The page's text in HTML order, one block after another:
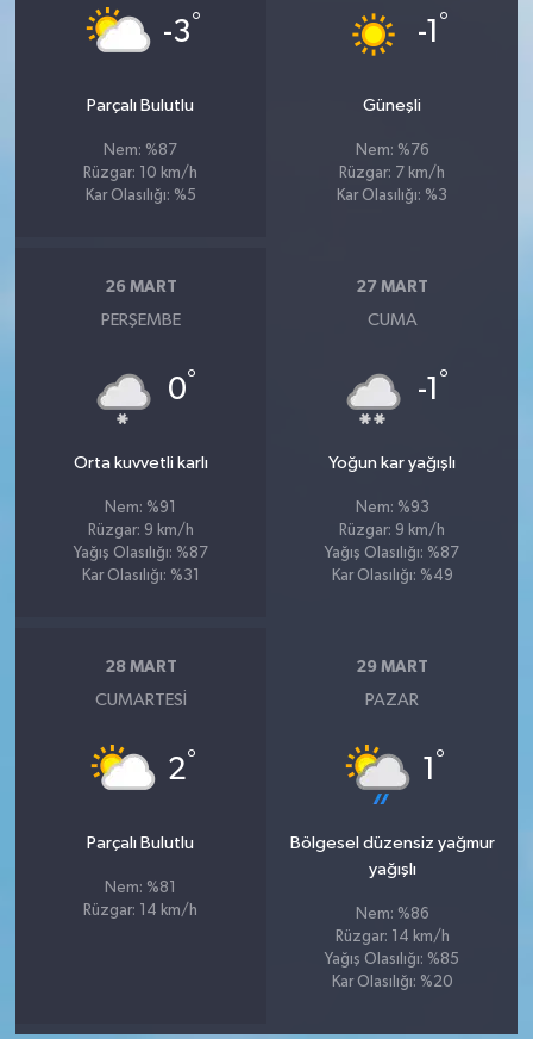
-3°
Parçalı Bulutlu
Nem: %87
Rüzgar: 10 km/h
Kar Olasılığı: %5
-1 °
Güneşli
Nem: %76
Rüzgar: 7 km/h
Kar Olasılığı: %3
26 MART
PERŞEMBE
0°
Orta kuvvetli karlı
Nem: %91
Rüzgar: 9 km/h
Yağış Olasılığı: %87
Kar Olasılığı: %31
27 MART
CUMA
-1 °
Yoğun kar yağışlı
Nem: %93
Rüzgar: 9 km/h
Yağış Olasılığı: %87
Kar Olasılığı: %49
28 MART
CUMARTESI
2°
Parçalı Bulutlu
Nem: %81
Rüzgar: 14 km/h
29 MART
PAZAR
1 °
Bölgesel düzensiz yağmur
yağışlı
Nem: %86
Rüzgar: 14 km/h
Yağış Olasılığı: %85
Kar Olasılığı: %20